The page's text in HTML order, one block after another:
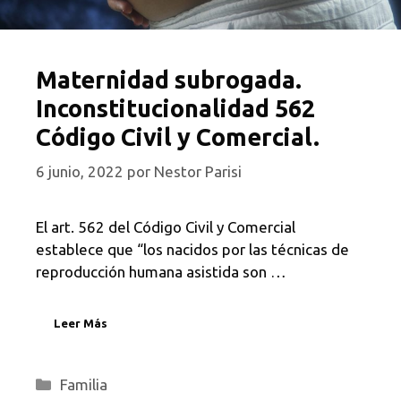
Maternidad subrogada.
Inconstitucionalidad 562
Código Civil y Comercial.
6 junio, 2022 por Nestor Parisi
El art. 562 del Código Civil y Comercial
establece que “los nacidos por las técnicas de
reproducción humana asistida son …
Leer Más
Categorías
Familia